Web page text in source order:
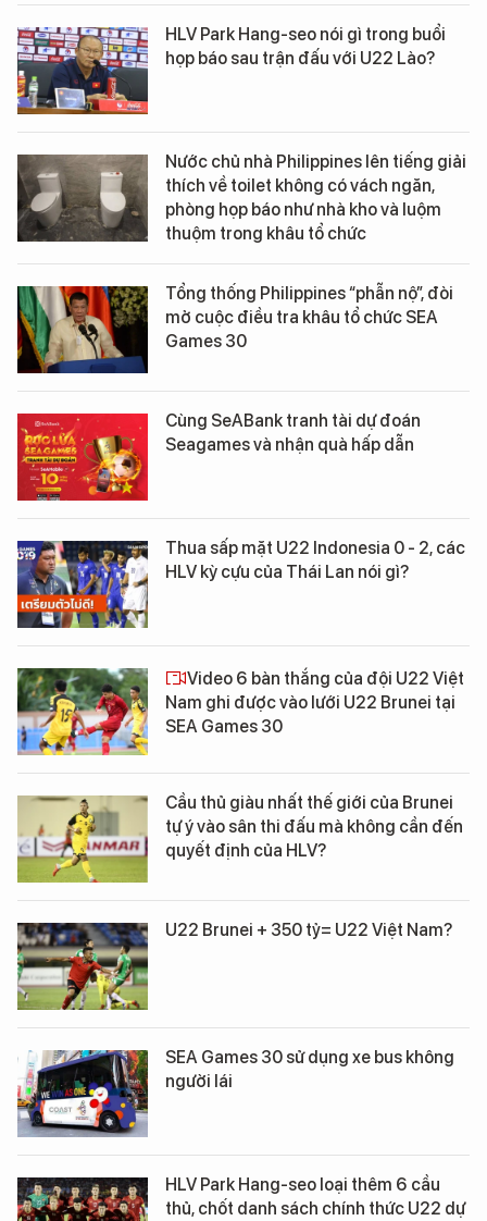
HLV Park Hang-seo nói gì trong buổi
họp báo sau trận đấu với U22 Lào?
Nước chủ nhà Philippines lên tiếng giải
thích về toilet không có vách ngăn,
phòng họp báo như nhà kho và luộm
thuộm trong khâu tổ chức
Tổng thống Philippines “phẫn nộ”, đòi
mở cuộc điều tra khâu tổ chức SEA
Games 30
Cùng SeABank tranh tài dự đoán
Seagames và nhận quà hấp dẫn
Thua sấp mặt U22 Indonesia 0 - 2, các
HLV kỳ cựu của Thái Lan nói gì?
Video 6 bàn thắng của đội U22 Việt
Nam ghi được vào lưới U22 Brunei tại
SEA Games 30
Cầu thủ giàu nhất thế giới của Brunei
tự ý vào sân thi đấu mà không cần đến
quyết định của HLV?
U22 Brunei + 350 tỷ= U22 Việt Nam?
SEA Games 30 sử dụng xe bus không
người lái
HLV Park Hang-seo loại thêm 6 cầu
thủ, chốt danh sách chính thức U22 dự